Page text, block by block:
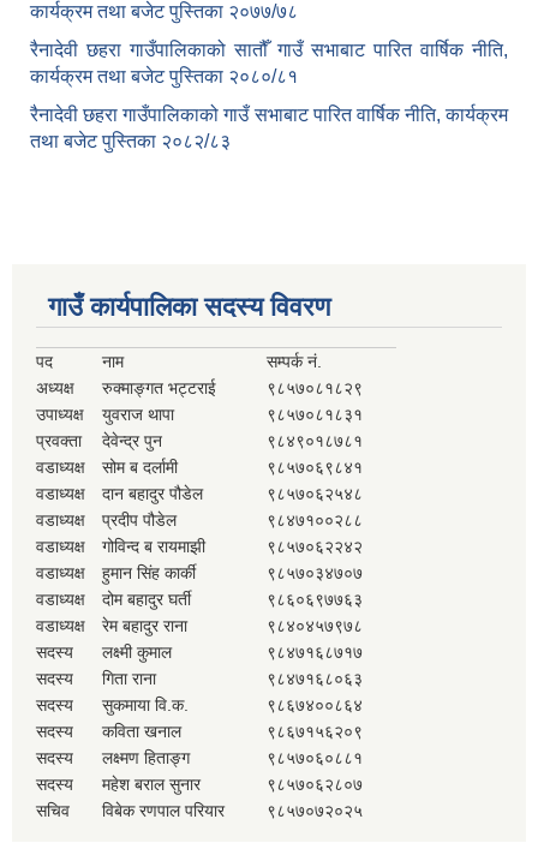
कार्यक्रम तथा बजेट पुस्तिका २०७७/७८
रैनादेवी छहरा गाउँपालिकाको सातौँ गाउँ सभाबाट पारित वार्षिक नीति,
कार्यक्रम तथा बजेट पुस्तिका २०८०/८१
रैनादेवी छहरा गाउँपालिकाको गाउँ सभाबाट पारित वार्षिक नीति, कार्यक्रम
तथा बजेट पुस्तिका २०८२/८३
गाउँ कार्यपालिका सदस्य विवरण
पद नाम
सम्पर्क नं.
अध्यक्ष
रुक्माङ्गत भट्टराई
९८५७०८१८२९
उपाध्यक्ष
युवराज थापा
९८५७०८१८३१
प्रवक्ता
देवेन्द्र पुन
९८४९०१८७८१
वडाध्यक्ष
सोम ब दर्लामी
९८५७०६९८४१
वडाध्यक्ष
दान बहादुर पौडेल
९८५७०६२५४८
वडाध्यक्ष
प्रदीप पौडेल
९८४७१००२८८
वडाध्यक्ष
गोविन्द ब रायमाझी
९८५७०६२२४२
वडाध्यक्ष
हुमान सिंह कार्की
९८५७०३४७०७
वडाध्यक्ष
दोम बहादुर घर्ती
९८६०६९७७६३
वडाध्यक्ष
रेम बहादुर राना
९८४०४५७९७८
सदस्य
लक्ष्मी कुमाल
९८४७१६८७१७
सदस्य
गिता राना
९८४७१६८०६३
सदस्य
सुकमाया वि.क.
९८६७४००८६४
सदस्य
कविता खनाल
९८६७१५६२०९
सदस्य
लक्ष्मण हिताङ्ग
९८५७०६०८८१
सदस्य
महेश बराल सुनार
९८५७०६२८०७
सचिव
विबेक रणपाल परियार ९८५७०७२०२५